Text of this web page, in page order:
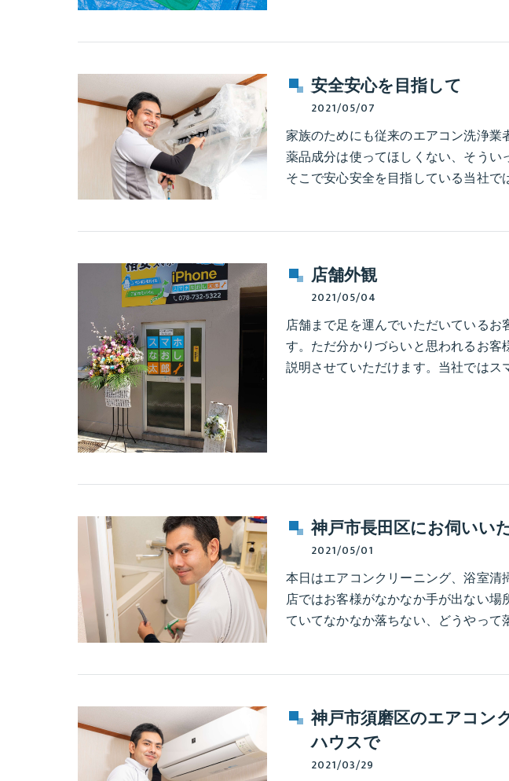
安全安心を目指して
2021/05/07
家族のためにも従来のエアコン洗浄
薬品成分は使ってほしくない、そうい
そこで安心安全を目指している当社
店舗外観
2021/05/04
店舗まで足を運んでいただいているお
す。ただ分かりづらいと思われるお
説明させていただけます。当社では
神戸市長田区にお伺いい
2021/05/01
本日はエアコンクリーニング、浴室
店ではお客様がなかなか手が出ない
ていてなかなか落ちない、どうやっ
神戸市須磨区のエアコン
ハウスで
2021/03/29